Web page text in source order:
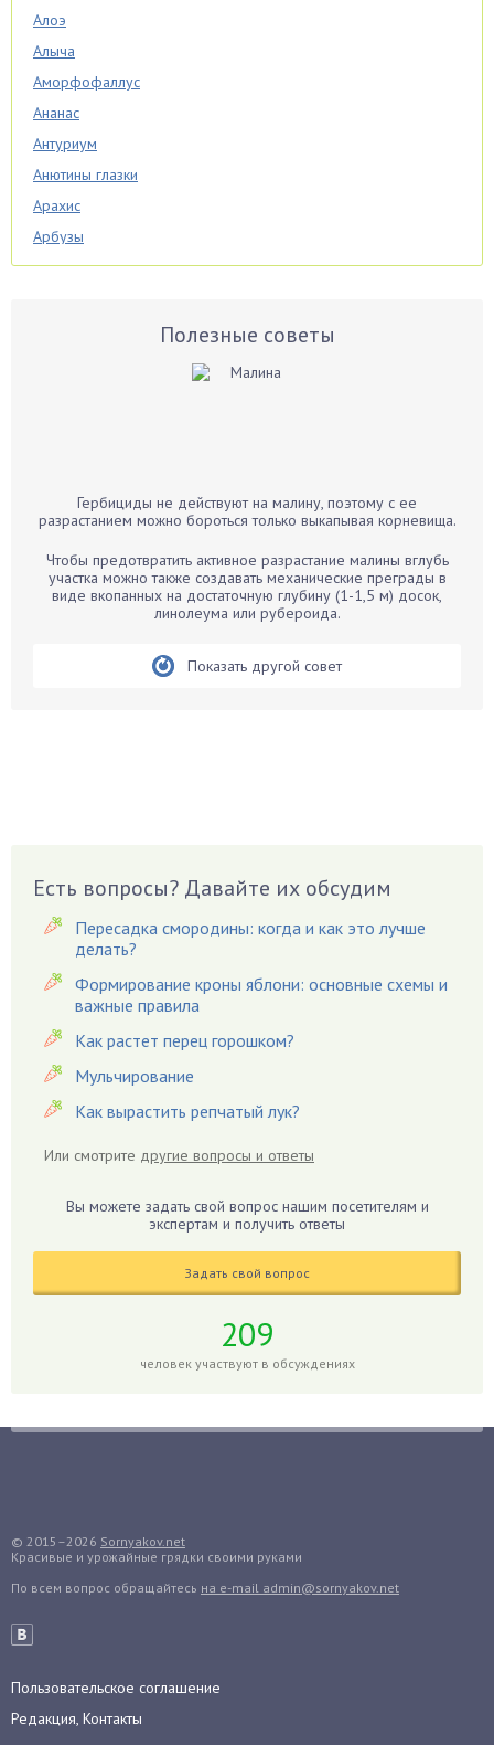
Алоэ
Алыча
Аморфофаллус
Ананас
Антуриум
Анютины глазки
Арахис
Арбузы
Аспарагус
Бархатцы
Белые грибы
Бирючина
Вишня
Вредители
Гардения
Гацания
Гвоздики
Георгины
Герань
Гиацинт
Гиппеаструм
Годжи
Голубика
Гуава
Гузмания
Дайкон
Дендробиум
Денежное дерево
Полезные советы
Гербициды не действуют на малину, поэтому с ее
разрастанием можно бороться только выкапывая корневища.
Чтобы предотвратить активное разрастание малины вглубь
участка можно также создавать механические преграды в
виде вкопанных на достаточную глубину (1-1,5 м) досок,
линолеума или рубероида.
Показать другой совет
Есть вопросы? Давайте их обсудим
Пересадка смородины: когда и как это лучше
делать?
Формирование кроны яблони: основные схемы и
важные правила
Как растет перец горошком?
Мульчирование
Как вырастить репчатый лук?
Или смотрите другие вопросы и ответы
Вы можете задать свой вопрос нашим посетителям и
экспертам и получить ответы
Задать свой вопрос
209
человек участвуют в обсуждениях
© 2015–2026 Sornyakov.net
Красивые и урожайные грядки своими руками
По всем вопрос обращайтесь на e-mail admin@sornyakov.net
Пользовательское соглашение
Редакция, Контакты